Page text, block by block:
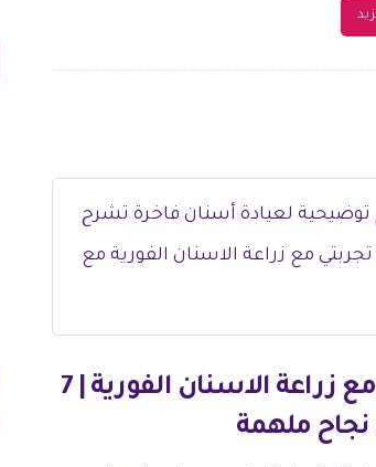
تجربتي مع زراعة الاسنان الفورية | 7
ملهمة